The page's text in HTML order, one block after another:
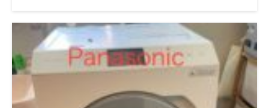
る という経過でした。 破損した脱水カバーは修理ではなく交換
が必須です。今回は純正部品を使用し、適正な位置で交換してい
ます。 便利屋BUZZの作業で重視しているポイント 便利屋BUZZ
では、ただ分解して洗うだけの作業は行いません。「なぜこの症
状が出たのか」まで確認することを重視しています。 具体的に
は、 過去の作業履歴を想定した内部チェック 固定バンドやネジ
位置の確認 今後トラブルになりそうな部分の事前説明 を必ず行
北区・練馬区・中野区・新宿区など近隣市も対応可能ですので、
同じ症状でお困りの方は参考にしてください。 洗濯機の臭いは
どこから？初心者向け解説 ドラム式洗濯機の臭いの原因は、ほ
ぼ内部にこびりついたカビと湿気に残るホコリです。特に
Panasonicのドラム式は空気の通り道にホコリが溜まりやすく、
放置すると臭いの元になります。 使用後のドラム内部が乾きに
くい 洗剤・柔軟剤を多く使いすぎる 風呂水使用が多い この条件
が揃うと、カビが増殖しやすくなります。 今回の施工内容（豊